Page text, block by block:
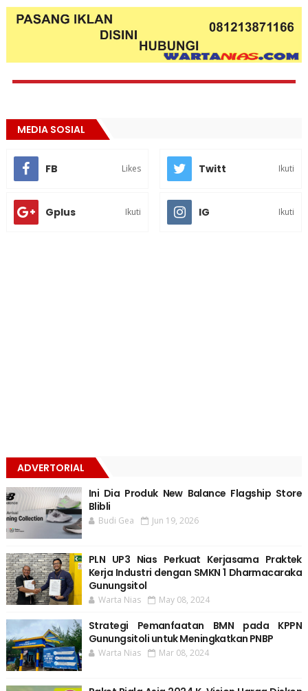
MEDIA SOSIAL
FB Likes Twitt Ikuti
Gplus Ikuti IG Ikuti
ADVERTORIAL
Ini Dia Produk New Balance Flagship Store
Blibli
Budi Gea Jun 19, 2026
PLN UP3 Nias Perkuat Kerjasama Praktek
Kerja Industri dengan SMKN 1 Dharmacaraka
Gunungsitol
Warta Nias May 08, 2024
Strategi Pemanfaatan BMN pada KPPN
Gunungsitoli untuk Meningkatkan PNBP
Warta Nias Mar 08, 2024